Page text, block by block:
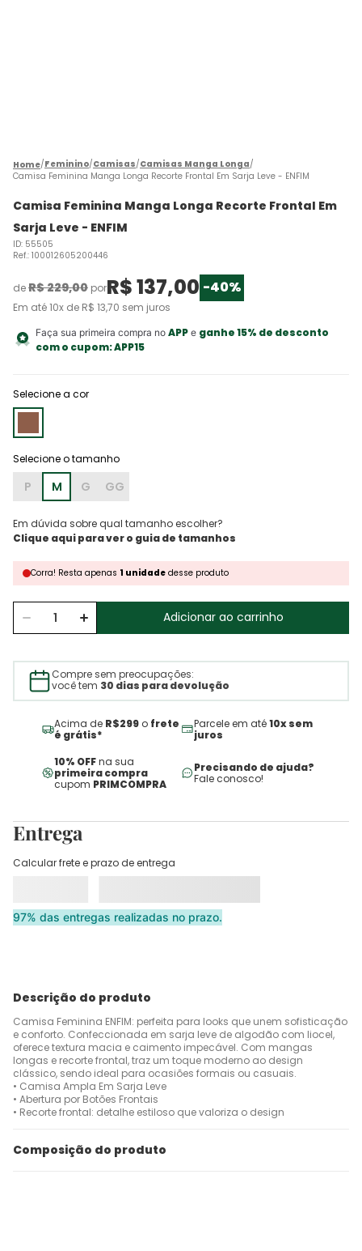
Feminino Camisas Camisas Manga Longa
Camisa Feminina Manga Longa Recorte Frontal Em Sarja Leve - ENFIM
Camisa Feminina Manga Longa Recorte Frontal Em
Sarja Leve - ENFIM
ID: 55505
Ref.: 100012605200446
deR$229,00 porR$137,00 -40%
Em até10x de R$ 13,70 sem juros
Faça sua primeira compra no APPe ganhe 15% de desconto
com o cupom:APP15
Selecione a cor
P M G GG
Em dúvida sobre qual tamanho escolher?
Corra! Resta apenas 1 unidade desse produto
Adicionar ao carrinho
Compre sem preocupações:
você tem 30 dias para devolução
Acima de R$299 o frete
é grátis*
Parcele em até10x sem
juros
10% OFFna sua
primeira compra
cupom PRIMCOMPRA
Precisando de ajuda?
Fale conosco!
Entrega
Calcular frete e prazo de entrega
97% das entregas realizadas no prazo.
Descrição do produto
Camisa Feminina ENFIM: perfeita para looks que unem sofisticação
e conforto. Confeccionada em sarja leve de algodão com liocel,
oferece textura macia e caimento impecável. Com mangas
longas e recorte frontal, traz um toque moderno ao design
clássico, sendo ideal para ocasiões formais ou casuais.
• Camisa Ampla Em Sarja Leve
• Abertura por Botões Frontais
• Recorte frontal: detalhe estiloso que valoriza o design
Composição do produto